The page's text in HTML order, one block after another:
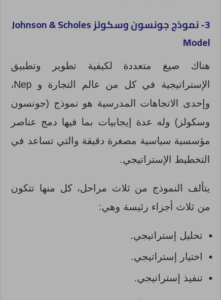
3- نموذج جونسون وسكولز
Johnson & Scholes
Model
هناك صيغ متعددة لكيفية تطوير وتطبيق
الإستراتيجية في كل من عالم التجارة و Nep،
وإحدى الاتجاهات المدرسية هو نموذج (جونسون
وسكولز) وله عدة إيجابيات بما فيها دمج عناصر
مؤسسية سياسية مصغرة دقيقة والتي تساعد في
التخطيط الإستراتيجي.
يتألف النموذج من ثلاث مراحل، كل منها تتكون
من ثلاث أجزاء رئيسة وهي:
تحليل إستراتيجي.
اختيار إستراتيجي.
تنفيذ إستراتيجي.